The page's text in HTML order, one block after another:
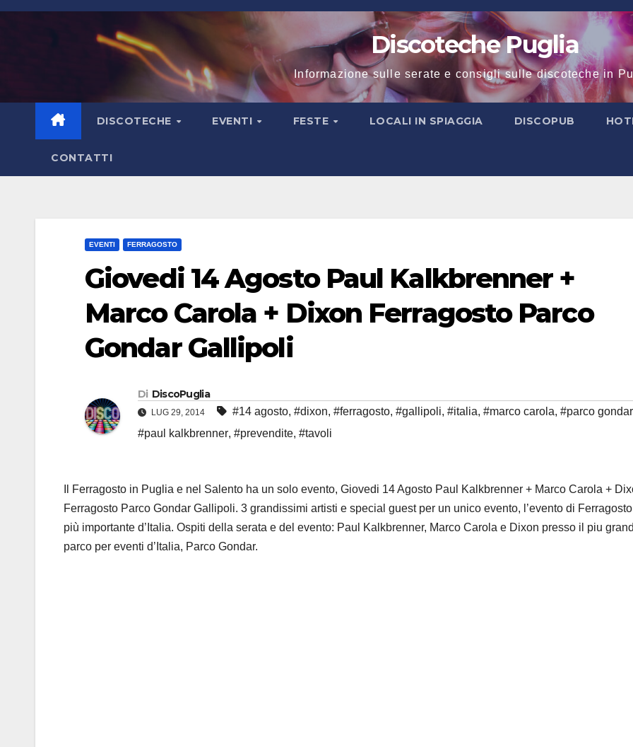
Salta
Discoteche Puglia
Informazione sulle serate e consigli sulle discoteche in
DISCOTECHE EVENTI FESTE LOCALI IN SPIAGGIA DISCOPUB
CONTATTI
EVENTI FERRAGOSTO
Giovedi 14 Agosto Paul Kalkbrenner +
Marco Carola + Dixon Ferragosto Parco
Gondar Gallipoli
Di DiscoPuglia
LUG 29, 2014 #14 agosto, #dixon, #ferragosto, #gallipoli, #italia, #marco carola, #parco gondar
#paul kalkbrenner, #prevendite, #tavoli
Il Ferragosto in Puglia e nel Salento ha un solo evento, Giovedi 14 Agosto Paul Kalkbrenner + Marco Carola +
Ferragosto Parco Gondar Gallipoli. 3 grandissimi artisti e special guest per un unico evento, l’evento di
più importante d’Italia. Ospiti della serata e del evento: Paul Kalkbrenner, Marco Carola e Dixon presso il piu
parco per eventi d’Italia, Parco Gondar.